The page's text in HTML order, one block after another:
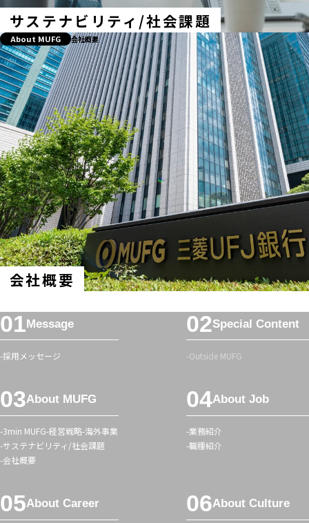
サステナビリティ/社会課題
会社概要
About MUFG 会社概要
フ
ッ
タ
ニ
ュ
ー
Message
採用メッセージ
Special Content
Outside MUFG
About MUFG
3min MUFG 経営戦略 海外事業
サステナビリティ/社会課題
会社概要
About Job
業務紹介
職種紹介
About Career About Culture